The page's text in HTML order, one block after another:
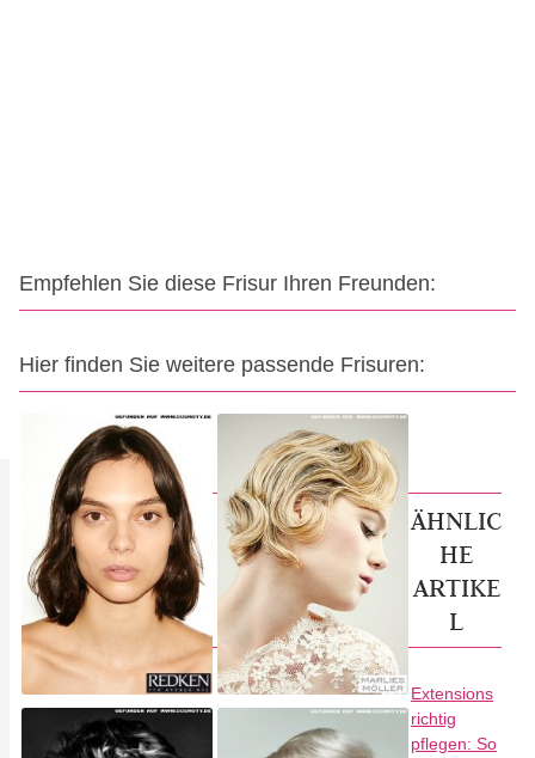
Empfehlen Sie diese Frisur Ihren Freunden:
Hier finden Sie weitere passende Frisuren:
ÄHNLIC
HE
ARTIKE
L
Extensions
richtig
pflegen: So